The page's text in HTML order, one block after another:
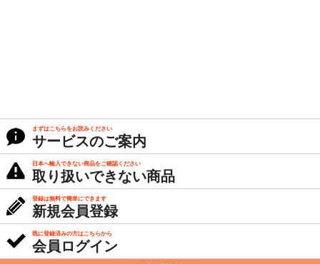
まずはこちらをお読みください
サービスのご案内
日本へ輸入できない商品をご確認ください
取り扱いできない商品
登録は無料で簡単にできます
新規会員登録
既に登録済みの方はこちらから
会員ログイン